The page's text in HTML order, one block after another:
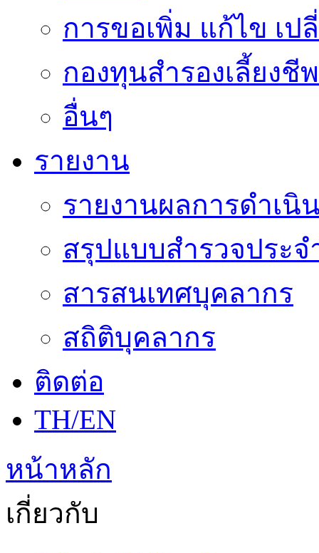
การขอเพิ่ม แก้ไข เ
กองทุนสำรองเลี้ยงชีพ
อื่นๆ
รายงาน
รายงานผลการดำเนิ
สรุปแบบสำรวจประจ
สารสนเทศบุคลากร
สถิติบุคลากร
ติดต่อ
TH/EN
หน้าหลัก
เกี่ยวกับ